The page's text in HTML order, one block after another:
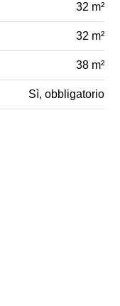
32 m²
32 m²
38 m²
Sì, obbligatorio